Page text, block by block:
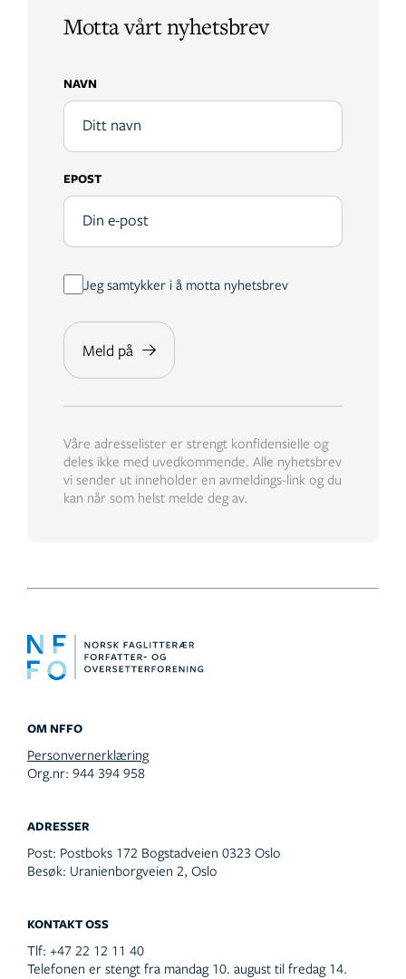
OM NFFO
Personvernerklæring
Org.nr: 944 394 958
ADRESSER
Post: Postboks 172 Bogstadveien 0323 Oslo
Besøk: Uranienborgveien 2, Oslo
KONTAKT OSS
Tlf: +47 22 12 11 40
Telefonen er stengt fra mandag 10. august til fredag 14.
Motta vårt nyhetsbrev
NAVN
EPOST
Jeg samtykker i å motta nyhetsbrev
Våre adresselister er strengt konfidensielle og
deles ikke med uvedkommende. Alle nyhetsbrev
vi sender ut inneholder en avmeldings-link og du
kan når som helst melde deg av.